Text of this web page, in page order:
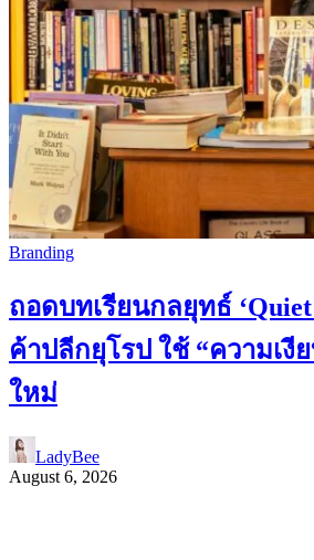
Branding
ถอดบทเรียนกลยุทธ์
ค้าปลีกยุโรป ใช้ “ความเงี
ใหม่
LadyBee
August 6, 2026